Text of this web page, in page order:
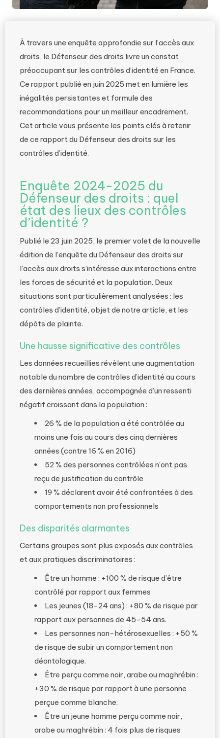
À travers une enquête approfondie sur l’accès aux
droits, le Défenseur des droits livre un constat
préoccupant sur les contrôles d’identité en France.
Ce rapport publié en juin 2025 met en lumière les
inégalités persistantes et formule des
recommandations pour un meilleur encadrement.
Cet article vous présente les points clés à retenir
de ce rapport du Défenseur des droits sur les
contrôles d’identité.
Enquête 2024-2025 du
Défenseur des droits : quel
état des lieux des contrôles
d’identité ?
Publié le 23 juin 2025, le premier volet de la nouvelle
édition de l’enquête du Défenseur des droits sur
l’accès aux droits s’intéresse aux interactions entre
les forces de sécurité et la population. Deux
situations sont particulièrement analysées : les
contrôles d’identité, objet de notre article, et les
dépôts de plainte.
Une hausse significative des contrôles
Les données recueillies révèlent une augmentation
notable du nombre de contrôles d’identité au cours
des dernières années, accompagnée d’un ressenti
négatif croissant dans la population :
26 % de la population a été contrôlée au
moins une fois au cours des cinq dernières
années (contre 16 % en 2016)
52 % des personnes contrôlées n’ont pas
reçu de justification du contrôle
19 % déclarent avoir été confrontées à des
comportements non professionnels
Des disparités alarmantes
Certains groupes sont plus exposés aux contrôles
et aux pratiques discriminatoires :
Être un homme : +100 % de risque d’être
contrôlé par rapport aux femmes
Les jeunes (18-24 ans) : +80 % de risque par
rapport aux personnes de 45-54 ans.
Les personnes non-hétérosexuelles : +50 %
de risque de subir un comportement non
déontologique.
Être perçu comme noir, arabe ou maghrébin :
+30 % de risque par rapport à une personne
perçue comme blanche.
Être un jeune homme perçu comme noir,
arabe ou maghrébin : 4 fois plus de risques